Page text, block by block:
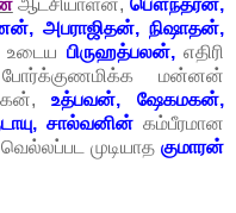
அபராஜிதன், நிஷாதன்,
உடைய பிருஹத்பலன்,எதிரி
மன்னன்
உத்பவன், ஷேகமகன்,
சால்வனின் கம்பீரமான
முடியாதகுமாரன்